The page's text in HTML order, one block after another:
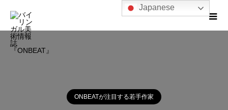
ONBEATが注目する若手作家
Japanese